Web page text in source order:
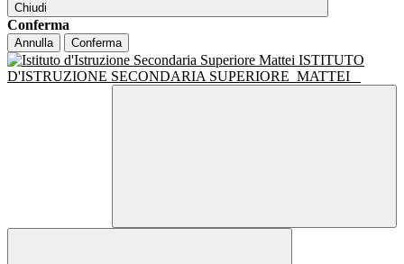
Chiudi
Conferma
Annulla Conferma
ISTITUTO
D'ISTRUZIONE SECONDARIA SUPERIORE MATTEI